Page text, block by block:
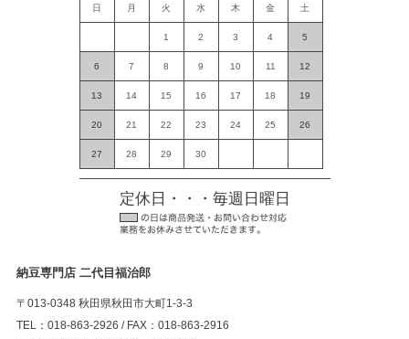
日 月 火 水 木 金 土
1 2 3 4 5
6 7 8 9 10 11 12
13 14 15 16 17 18 19
20 21 22 23 24 25 26
27 28 29 30
定休日・・・毎週日曜日
納豆専門店 二代目福治郎
〒013-0348 秋田県秋田市大町1-3-3
TEL：018-863-2926 / FAX：018-863-2916